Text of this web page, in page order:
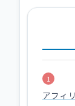
アフィ